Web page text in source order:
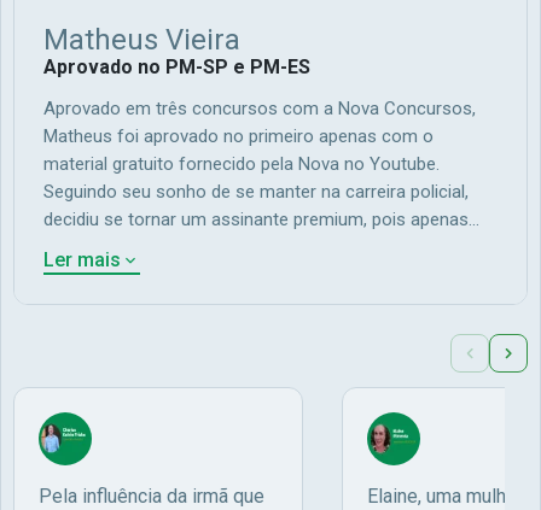
Matheus Vieira
Aprovado no PM-SP e PM-ES
Aprovado em três concursos com a Nova Concursos,
Matheus foi aprovado no primeiro apenas com o
material gratuito fornecido pela Nova no Youtube.
Seguindo seu sonho de se manter na carreira policial,
decidiu se tornar um assinante premium, pois apenas
com o material gratuito ele já tinha o resultado
significativo que procurava, e com o foco que precisava
conseguiu sua aprovaçao na PM-ES.&nbsp;Matheus
Ler mais
Pela influência da irmã que Elaine, uma mulher